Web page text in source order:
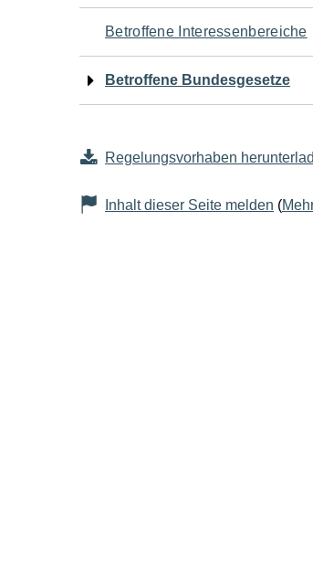
den
Seiteninhalt
Betroffene Interessenbereiche
Betroffene Bundesgesetze
Regelungsvorhaben
Inhalt dieser Seite melden (